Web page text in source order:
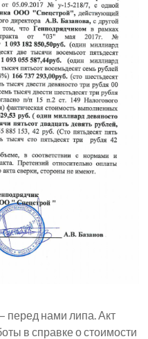
перед нами липа. Акт
в справке о стоимости